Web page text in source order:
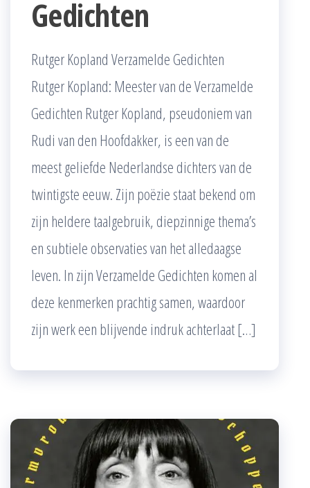
Gedichten
Rutger Kopland Verzamelde Gedichten
Rutger Kopland: Meester van de Verzamelde
Gedichten Rutger Kopland, pseudoniem van
Rudi van den Hoofdakker, is een van de
meest geliefde Nederlandse dichters van de
twintigste eeuw. Zijn poëzie staat bekend om
zijn heldere taalgebruik, diepzinnige thema’s
en subtiele observaties van het alledaagse
leven. In zijn Verzamelde Gedichten komen al
deze kenmerken prachtig samen, waardoor
zijn werk een blijvende indruk achterlaat […]